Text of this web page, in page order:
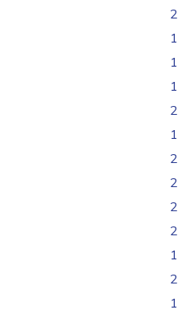
2
1
1
1
2
1
2
2
2
2
1
2
1